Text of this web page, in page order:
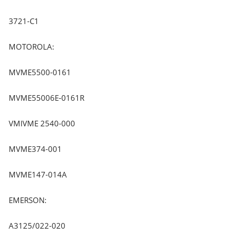
3721-C1
MOTOROLA:
MVME5500-0161
MVME55006E-0161R
VMIVME 2540-000
MVME374-001
MVME147-014A
EMERSON:
A3125/022-020